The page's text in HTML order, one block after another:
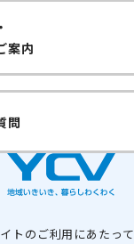
案内
問
トのご利用にあたって